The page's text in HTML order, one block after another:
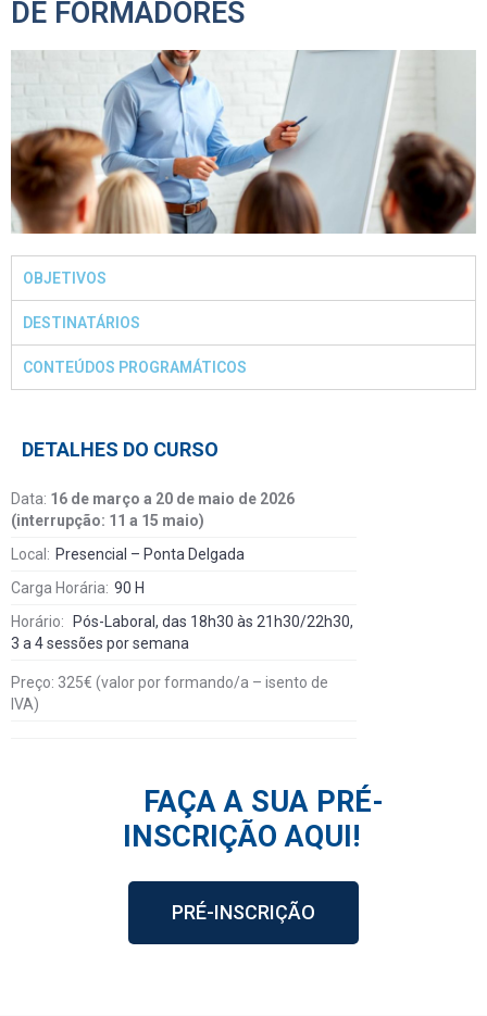
DE FORMADORES
OBJETIVOS
DESTINATÁRIOS
CONTEÚDOS PROGRAMÁTICOS
DETALHES DO CURSO
Data: 16 de março a 20 de maio de 2026
(interrupção: 11 a 15 maio)
Local: Presencial – Ponta Delgada
Carga Horária: 90 H
Horário:
Pós-Laboral, das 18h30 às 21h30/22h30,
3 a 4 sessões por semana
Preço: 325€ (valor por formando/a – isento de
IVA)
FAÇA A SUA PRÉ-
INSCRIÇÃO AQUI!
PRÉ-INSCRIÇÃO